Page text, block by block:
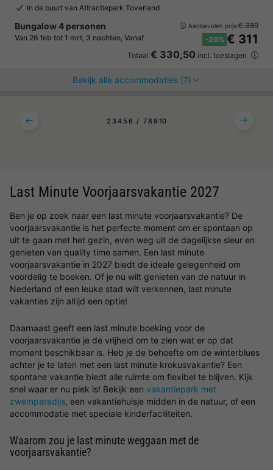
In de buurt van Attractiepark Toverland
Bungalow 4 personen
Van 26 feb tot 1 mrt, 3 nachten, Vanaf
Aanbevolen prijs:€ 389
-20% € 311
Totaal € 330,50 incl. toeslagen
Bekijk alle accommodaties (7)
2 3 4 5 6 7 8 910
Last Minute Voorjaarsvakantie 2027
Ben je op zoek naar een last minute voorjaarsvakantie? De
voorjaarsvakantie is het perfecte moment om er spontaan op
uit te gaan met het gezin, even weg uit de dagelijkse sleur en
genieten van quality time samen. Een last minute
voorjaarsvakantie in 2027 biedt de ideale gelegenheid om
voordelig te boeken. Of je nu wilt genieten van de natuur in
Nederland of een leuke stad wilt verkennen, last minute
vakanties zijn altijd een optie!
Daarnaast geeft een last minute boeking voor de
voorjaarsvakantie je de vrijheid om te zien wat er op dat
moment beschikbaar is. Heb je de behoefte om de winterblues
achter je te laten met een last minute krokusvakantie? Een
spontane vakantie biedt alle ruimte om flexibel te blijven. Kijk
snel waar er nu plek is! Bekijk een vakantiepark met
zwemparadijs, een vakantiehuisje midden in de natuur, of een
accommodatie met speciale kinderfaciliteiten.
Waarom zou je last minute weggaan met de
voorjaarsvakantie?